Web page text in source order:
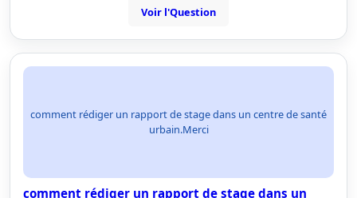
Voir l'Question
comment rédiger un rapport de stage dans un centre de santé
urbain.Merci
comment rédiger un rapport de stage dans un